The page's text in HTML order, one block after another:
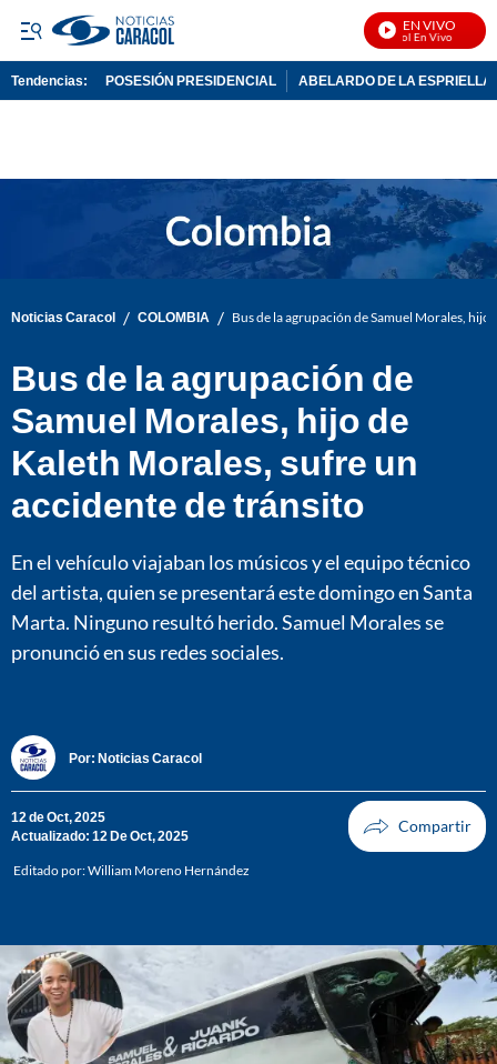
EN VIVO
Noticias Caracol En Vivo
Tendencias: POSESIÓN PRESIDENCIAL ABELARDO DE LA ESPRIELLA
Noticias Caracol / COLOMBIA / Bus de la agrupación de Samuel Morales,
Bus de la agrupación de
Samuel Morales, hijo de
Kaleth Morales, sufre un
accidente de tránsito
En el vehículo viajaban los músicos y el equipo técnico
del artista, quien se presentará este domingo en Santa
Marta. Ninguno resultó herido. Samuel Morales se
pronunció en sus redes sociales.
Por: Noticias Caracol
12 de Oct, 2025
Actualizado: 12 De Oct, 2025
Editado por:William Moreno Hernández